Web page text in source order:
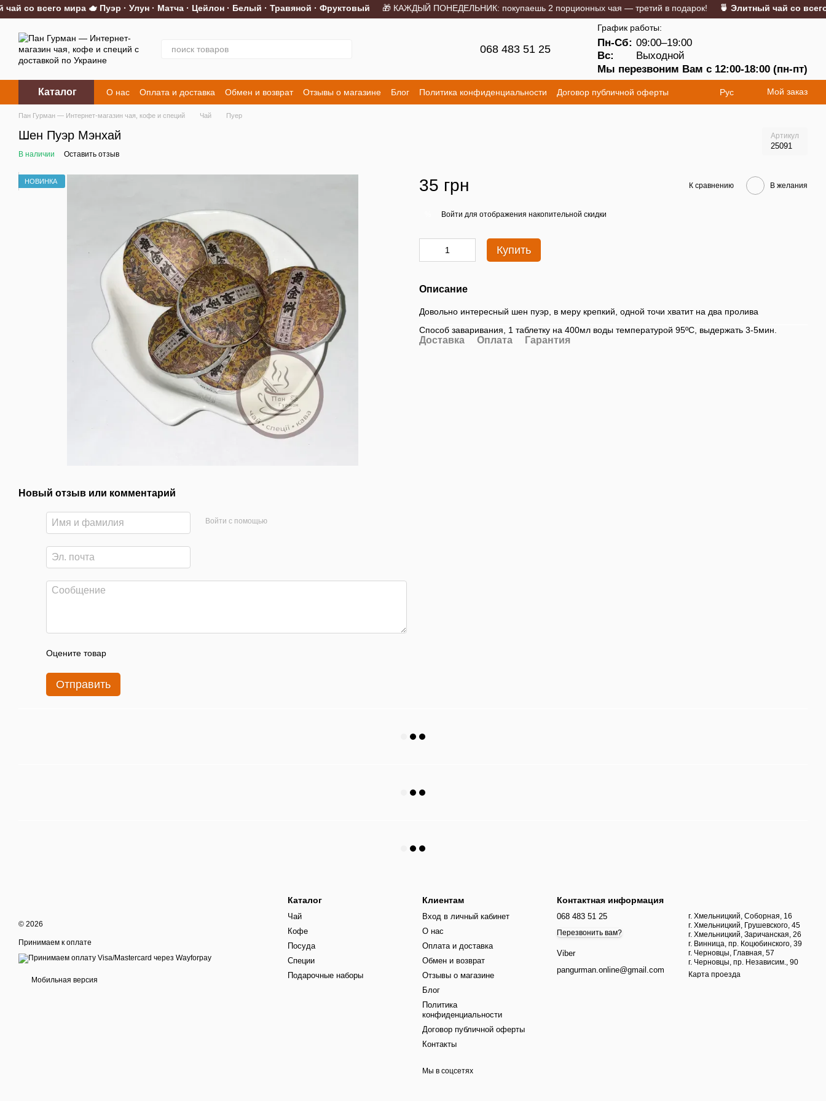
Перейти к основному контенту
со всего мира 🫖 Пуэр · Улун · Матча · Цейлон · Белый · Травяной · Фруктовый🎁 КАЖДЫЙ ПОНЕДЕЛЬНИК: покупаешь 2 порционных чая — третий в подарок!🍵 Элитный чай со всего
068 483 51 25
График работы:
Пн-Сб: 09:00–19:00
Вс:
Выходной
Мы перезвоним Вам с 12:00-18:00 (пн-пт)
Каталог О нас Оплата и доставка Обмен и возврат Отзывы о магазине Блог Политика конфиденциальности
Договор публичной оферты
Контакты
Рус Мой заказ
Пан Гурман — Интернет-магазин чая, кофе и специй Чай Пуер
Шен Пуэр Мэнхай Артикул
25091
В наличии Оставить отзыв
НОВИНКА
Новый отзыв или комментарий
Войти с помощью
Оцените товар
Отправить
35 грн К сравнению В желания
Войти для отображения накопительной скидки
Купить
Описание
Довольно интересный шен пуэр, в меру крепкий, одной точи хватит на два пролива
Способ заваривания, 1 таблетку на 400мл воды температурой 95ºС, выдержать 3-5мин.
Доставка Оплата Гарантия
© 2026
Принимаем к оплате
Мобильная версия
Каталог
Чай
Кофе
Посуда
Специи
Подарочные наборы
Клиентам
Вход в личный кабинет
О нас
Оплата и доставка
Обмен и возврат
Отзывы о магазине
Блог
Политика
конфиденциальности
Договор публичной оферты
Контакты
Мы в соцсетях
Контактная информация
068 483 51 25
Перезвонить вам?
Viber
pangurman.online@gmail.com
г. Хмельницкий, Соборная, 16
г. Хмельницкий, Грушевского, 45
г. Хмельницкий, Заричанская, 26
г. Винница, пр. Коцюбинского, 39
г. Черновцы, Главная, 57
г. Черновцы, пр. Независим., 90
Карта проезда